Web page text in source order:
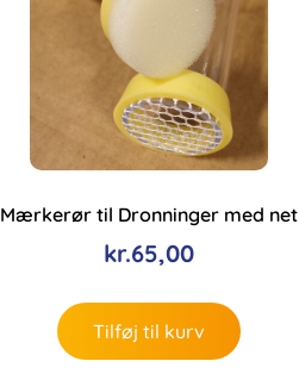
Mærkerør til Dronninger med net
kr.65,00
Tilføj til kurv